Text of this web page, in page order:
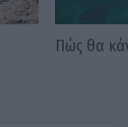
Πώς θα